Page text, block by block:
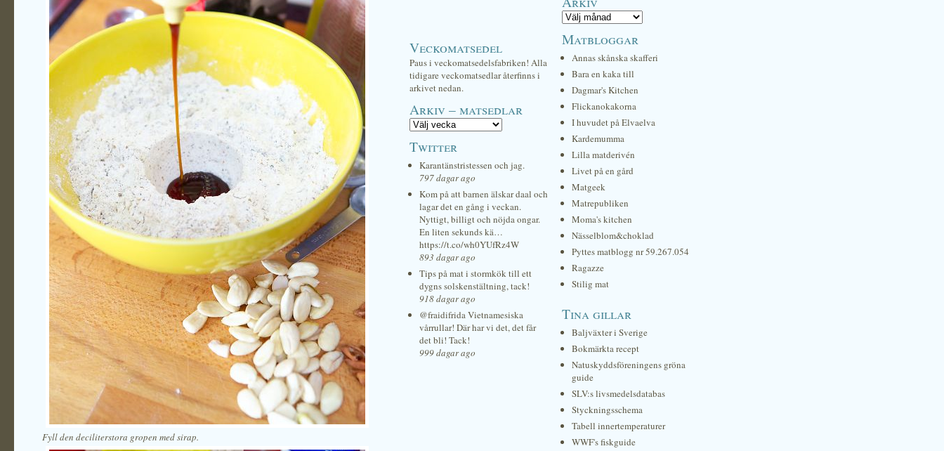
Fyll den deciliterstora gropen med sirap.
Veckomatsedel
Paus i veckomatsedelsfabriken! Alla
tidigare veckomatsedlar återfinns i
arkivet nedan.
Arkiv – matsedlar
Twitter
Karantänstristessen och jag.
797 dagar ago
Kom på att barnen älskar daal och
lagar det en gång i veckan.
Nyttigt, billigt och nöjda ongar.
En liten sekunds kä…
https://t.co/wh0YUfRz4W
893 dagar ago
Tips på mat i stormkök till ett
dygns solskenstältning, tack!
918 dagar ago
@fraidifrida Vietnamesiska
vårrullar! Där har vi det, det får
det bli! Tack!
999 dagar ago
Matbloggar
Annas skånska skafferi
Bara en kaka till
Dagmar's Kitchen
Flickanokakorna
I huvudet på Elvaelva
Kardemumma
Lilla matderivén
Livet på en gård
Matgeek
Matrepubliken
Moma's kitchen
Nässelblom&choklad
Pyttes matblogg nr 59.267.054
Ragazze
Stilig mat
Tina gillar
Baljväxter i Sverige
Bokmärkta recept
Natuskyddsföreningens gröna
guide
SLV:s livsmedelsdatabas
Styckningsschema
Tabell innertemperaturer
WWF's fiskguide